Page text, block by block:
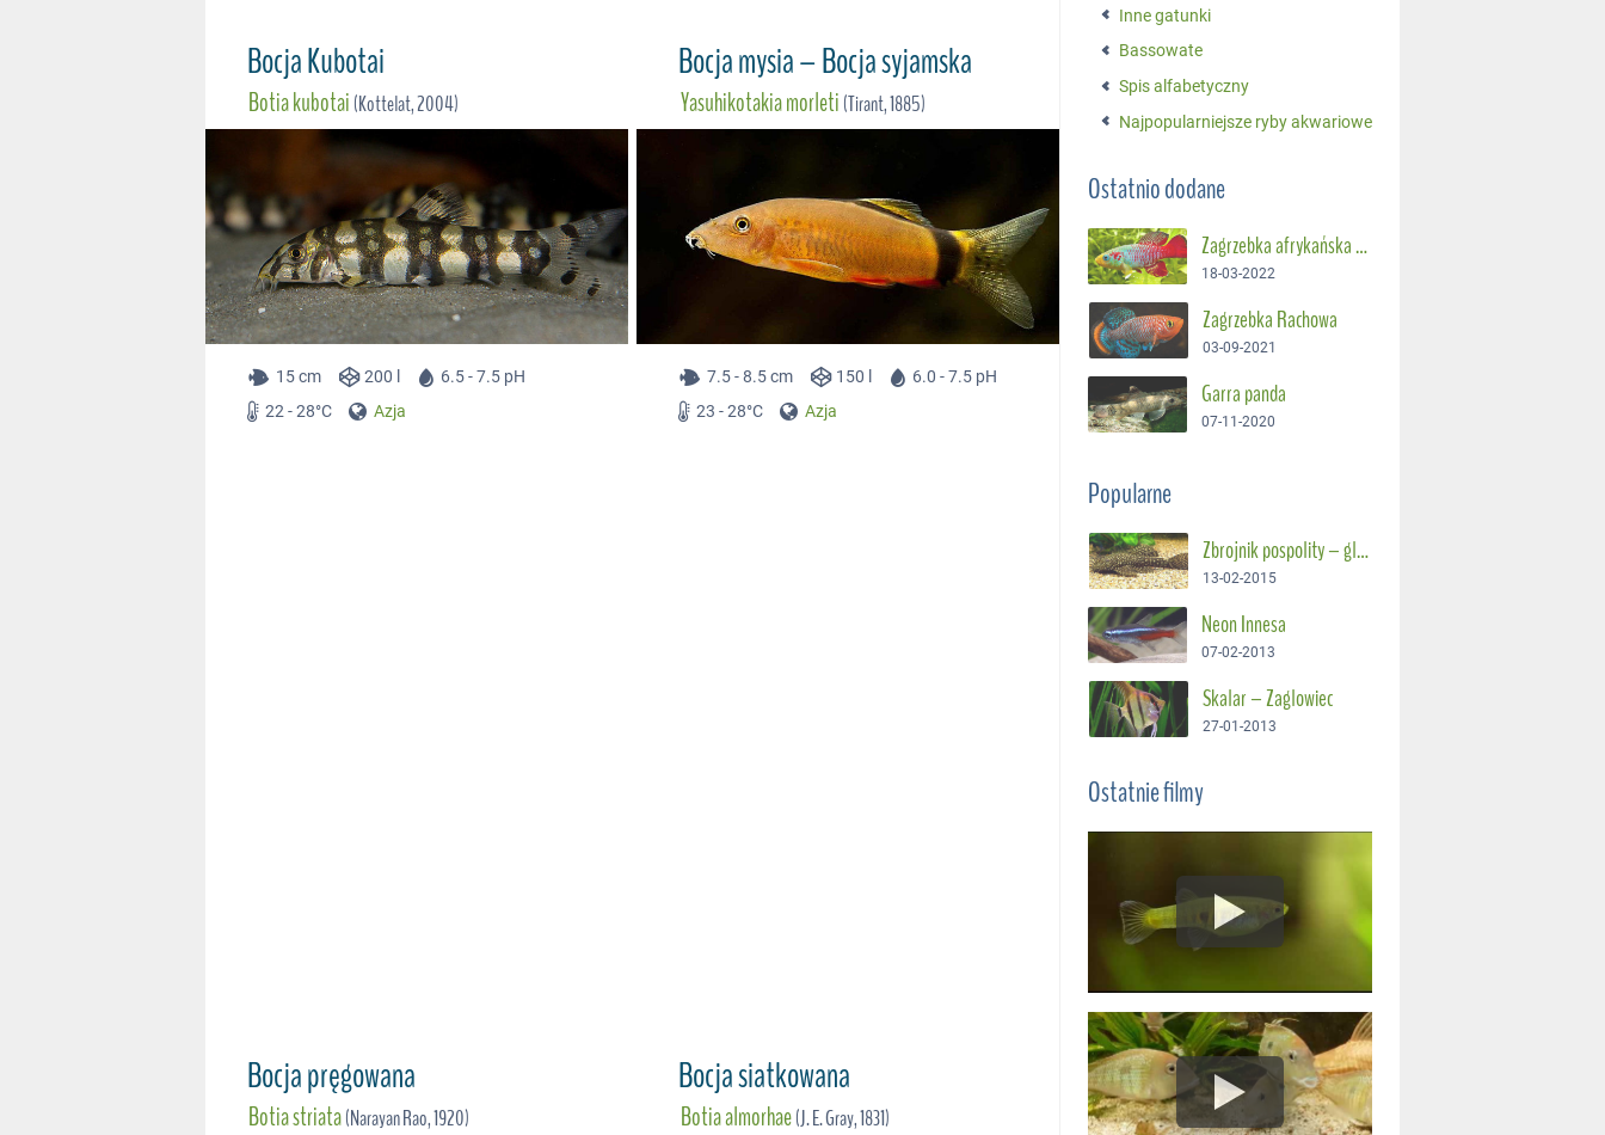
Bocja Kubotai
Botia kubotai (Kottelat, 2004)
15 cm 200 l
6.5 - 7.5 pH
22 - 28°C
Azja
Bocja mysia – Bocja syjamska
Yasuhikotakia morleti (Tirant, 1885)
7.5 - 8.5 cm 150 l
6.0 - 7.5 pH
23 - 28°C
Azja
Bocja pręgowana
Botia striata(Narayan Rao, 1920)
Bocja siatkowana
Botia almorhae(J. E. Gray, 1831)
Inne gatunki
Bassowate
Spis alfabetyczny
Najpopularniejsze ryby akwariowe
Ostatnio dodane
Zagrzebka afrykańska – Suszec Gunthera
18-03-2022
Zagrzebka Rachowa
03-09-2021
Garra panda
07-11-2020
Popularne
Zbrojnik pospolity – glonojad
13-02-2015
Neon Innesa
07-02-2013
Skalar – Żaglowiec
27-01-2013
Ostatnie filmy